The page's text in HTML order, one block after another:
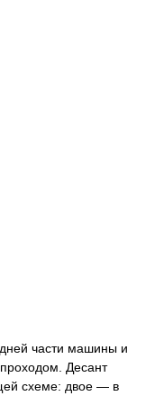
части машины и
Десант
схеме: двое — в